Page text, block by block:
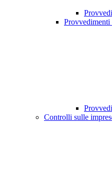
Controlli sulle